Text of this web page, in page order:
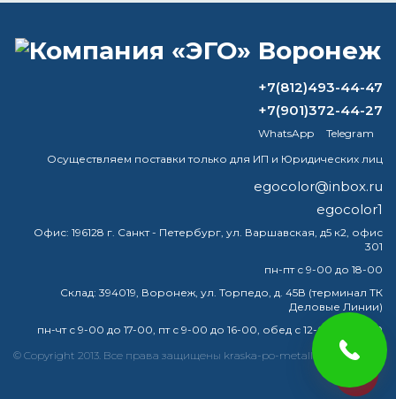
Как выполнить смывку старой краски
гаража?
Как правильно покрасить лестницу?
краска эмаль купить грунт
металла
+7(812)493-44-47
+7(901)372-44-27
WhatsApp
Telegram
Осуществляем поставки только для ИП и Юридических лиц
egocolor@inbox.ru
egocolor1
Офис: 196128 г. Санкт - Петербург, ул. Варшавская, д5 к2, офис
301
пн-пт с 9-00 до 18-00
Склад: 394019, Воронеж, ул. Торпедо, д. 45В (терминал ТК
Деловые Линии)
пн-чт с 9-00 до 17-00, пт с 9-00 до 16-00, обед с 12-00 до 13-00
© Copyright 2013. Все права защищены kraska-po-metallu-voronej.ru